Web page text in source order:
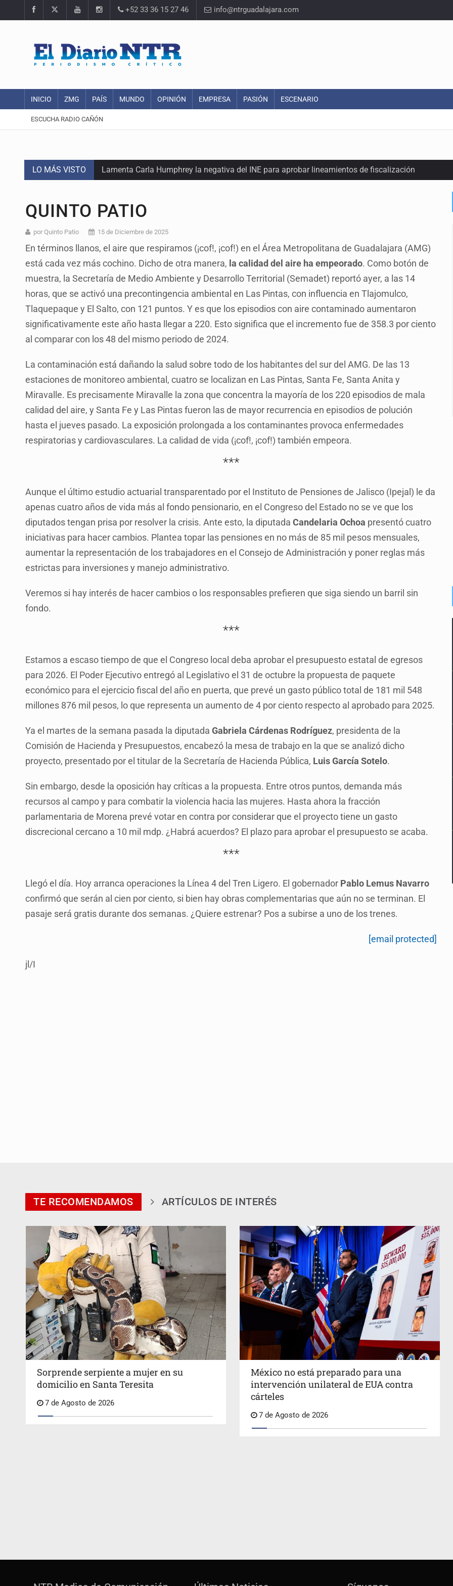
+52 33 36 15 27 46 info@ntrguadalajara.com
INICIO ZMG PAÍS MUNDO OPINIÓN EMPRESA PASIÓN ESCENARIO
ESCUCHA RADIO CAÑÓN
LO MÁS VISTO Lamenta Carla Humphrey la negativa del INE para aprobar lineamientos de fiscalización
Sorprende serpiente a mujer en su domicilio en Santa Teresita
Sheinbaum anticipa más detenciones por caso Ayotzinapa y promete justicia
Resalta Fujimori restablecimiento de relaciones con México
Asume Abelardo De la Espriella como Presidente de Colombia
Policías bajo la mira: La CEDHJ documenta su implicación en desapariciones forzadas
Procesan a el “R1”, presunto líder criminal en Jalisco y Michoacán
Detienen a tres miembros de red transnacional de tráfico de personas
QUINTO PATIO
por Quinto Patio 15 de Diciembre de 2025
En términos llanos, el aire que respiramos (¡cof!, ¡cof!) en el Área Metropolitana de Guadalajara (AMG)
está cada vez más cochino. Dicho de otra manera, la calidad del aire ha empeorado. Como botón de
muestra, la Secretaría de Medio Ambiente y Desarrollo Territorial (Semadet) reportó ayer, a las 14
horas, que se activó una precontingencia ambiental en Las Pintas, con influencia en Tlajomulco,
Tlaquepaque y El Salto, con 121 puntos. Y es que los episodios con aire contaminado aumentaron
significativamente este año hasta llegar a 220. Esto significa que el incremento fue de 358.3 por ciento
al comparar con los 48 del mismo periodo de 2024.
La contaminación está dañando la salud sobre todo de los habitantes del sur del AMG. De las 13
estaciones de monitoreo ambiental, cuatro se localizan en Las Pintas, Santa Fe, Santa Anita y
Miravalle. Es precisamente Miravalle la zona que concentra la mayoría de los 220 episodios de mala
calidad del aire, y Santa Fe y Las Pintas fueron las de mayor recurrencia en episodios de polución
hasta el jueves pasado. La exposición prolongada a los contaminantes provoca enfermedades
respiratorias y cardiovasculares. La calidad de vida (¡cof!, ¡cof!) también empeora.
***
Aunque el último estudio actuarial transparentado por el Instituto de Pensiones de Jalisco (Ipejal) le da
apenas cuatro años de vida más al fondo pensionario, en el Congreso del Estado no se ve que los
diputados tengan prisa por resolver la crisis. Ante esto, la diputada Candelaria Ochoa presentó cuatro
iniciativas para hacer cambios. Plantea topar las pensiones en no más de 85 mil pesos mensuales,
aumentar la representación de los trabajadores en el Consejo de Administración y poner reglas más
estrictas para inversiones y manejo administrativo.
Veremos si hay interés de hacer cambios o los responsables prefieren que siga siendo un barril sin
fondo.
***
Estamos a escaso tiempo de que el Congreso local deba aprobar el presupuesto estatal de egresos
para 2026. El Poder Ejecutivo entregó al Legislativo el 31 de octubre la propuesta de paquete
económico para el ejercicio fiscal del año en puerta, que prevé un gasto público total de 181 mil 548
millones 876 mil pesos, lo que representa un aumento de 4 por ciento respecto al aprobado para 2025.
Ya el martes de la semana pasada la diputada Gabriela Cárdenas Rodríguez, presidenta de la
Comisión de Hacienda y Presupuestos, encabezó la mesa de trabajo en la que se analizó dicho
proyecto, presentado por el titular de la Secretaría de Hacienda Pública, Luis García Sotelo.
Sin embargo, desde la oposición hay críticas a la propuesta. Entre otros puntos, demanda más
recursos al campo y para combatir la violencia hacia las mujeres. Hasta ahora la fracción
parlamentaria de Morena prevé votar en contra por considerar que el proyecto tiene un gasto
discrecional cercano a 10 mil mdp. ¿Habrá acuerdos? El plazo para aprobar el presupuesto se acaba.
***
Llegó el día. Hoy arranca operaciones la Línea 4 del Tren Ligero. El gobernador Pablo Lemus Navarro
confirmó que serán al cien por ciento, si bien hay obras complementarias que aún no se terminan. El
pasaje será gratis durante dos semanas. ¿Quiere estrenar? Pos a subirse a uno de los trenes.
[email protected]
jl/I
TE RECOMENDAMOS ARTÍCULOS DE INTERÉS
Sorprende serpiente a mujer en su
domicilio en Santa Teresita
7 de Agosto de 2026
México no está preparado para una
intervención unilateral de EUA contra
cárteles
7 de Agosto de 2026